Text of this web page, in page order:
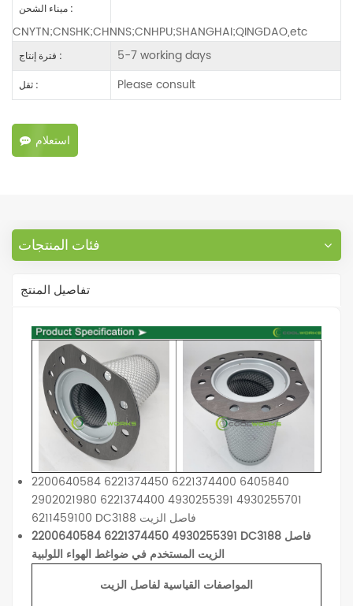
ميناء الشحن :
CNYTN;CNSHK;CHNNS;CNHPU;SHANGHAI;QINGDAO,etc
فترة إنتاج : 5-7 working days
ثقل : Please consult
استعلام
فئات المنتجات
تفاصيل المنتج
2200640584 6221374450 6221374400 6405840
2902021980 6221374400 4930255391 4930255701
6211459100 DC3188 فاصل الزيت
2200640584 6221374450 4930255391 DC3188 فاصل
الزيت المستخدم في ضواغط الهواء اللولبية
المواصفات القياسية لفاصل الزيت